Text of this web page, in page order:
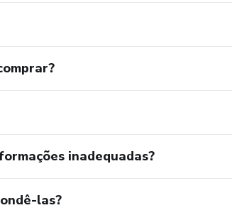
inadequadas?
las?